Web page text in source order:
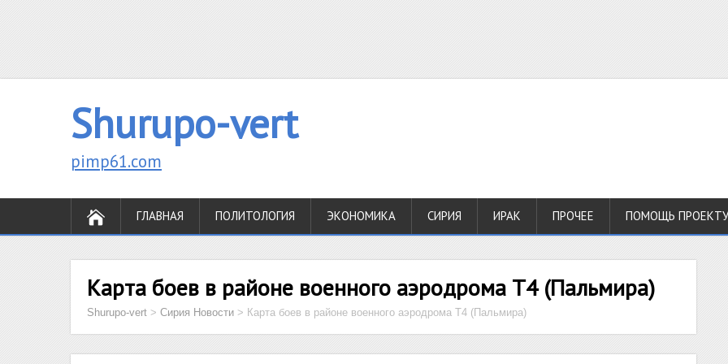
Shurupo-vert
pimp61.com
ГЛАВНАЯ ПОЛИТОЛОГИЯ ЭКОНОМИКА СИРИЯ ИРАК ПРОЧЕЕ ПОМОЩЬ ПРОЕКТУ
Карта боев в районе военного аэродрома Т4 (Пальмира)
Shurupo-vert > Сирия Новости > Карта боев в районе военного аэродрома Т4 (Пальмира)